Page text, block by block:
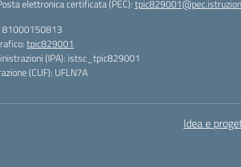
elettronica certificata (PEC):
81000150813
tpic829001
(IPA): istsc_tpic829001
(CUF): UFLN7A
Idea e